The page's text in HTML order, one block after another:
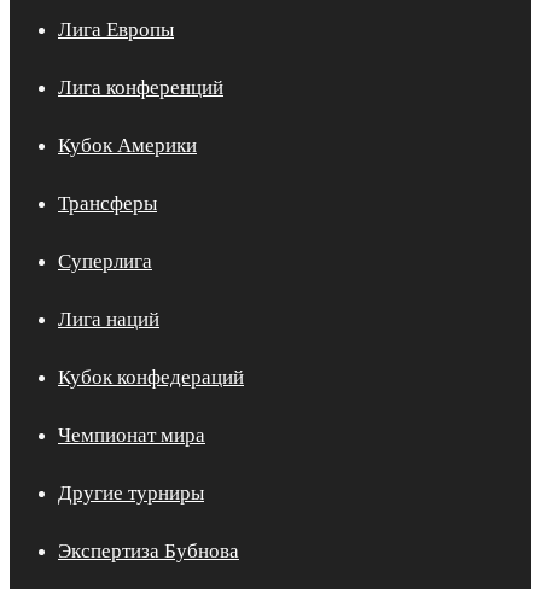
Лига Европы
Лига конференций
Кубок Америки
Трансферы
Суперлига
Лига наций
Кубок конфедераций
Чемпионат мира
Другие турниры
Экспертиза Бубнова